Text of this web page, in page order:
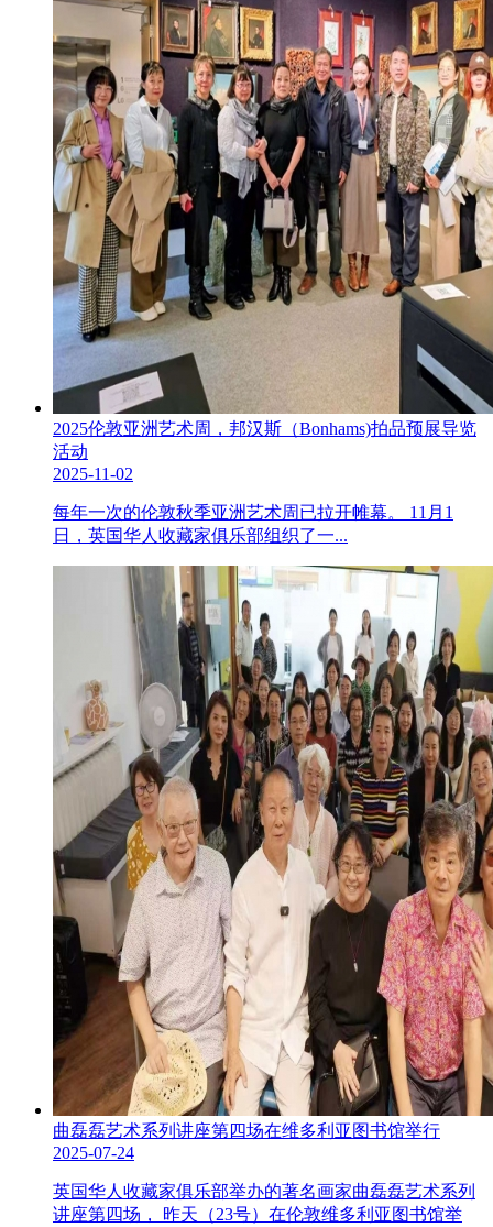
2025伦敦亚洲艺术周，邦汉斯（Bonhams)拍品预展导览
活动
2025-11-02
每年一次的伦敦秋季亚洲艺术周已拉开帷幕。 11月1
日，英国华人收藏家俱乐部组织了一...
曲磊磊艺术系列讲座第四场在维多利亚图书馆举行
2025-07-24
英国华人收藏家俱乐部举办的著名画家曲磊磊艺术系列
讲座第四场， 昨天（23号）在伦敦维多利亚图书馆举